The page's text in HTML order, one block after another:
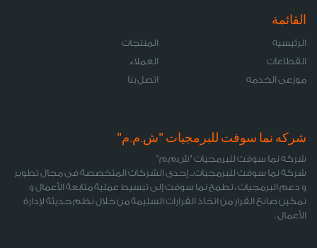
القائمة
الرئيسيه
المنتجات
القطاعات
العملاء
موزعى الخدمه
اتصل بنا
شركه نما سوفت للبرمجيات "ش.م.م"
شركه نما سوفت للبرمجيات "ش.م.م"
شركة نما سوفت للبرمجيات... إحدى الشركات المتخصصة فى مجال تطوير
و دعم البرمجيات ، تطمح نما سوفت إلى تبسيط عملية متابعة الأعمال و
تمكين صانع القرار من اتخاذ القرارات السليمة من خلال نظم حديثة لإدارة
الأعمال .